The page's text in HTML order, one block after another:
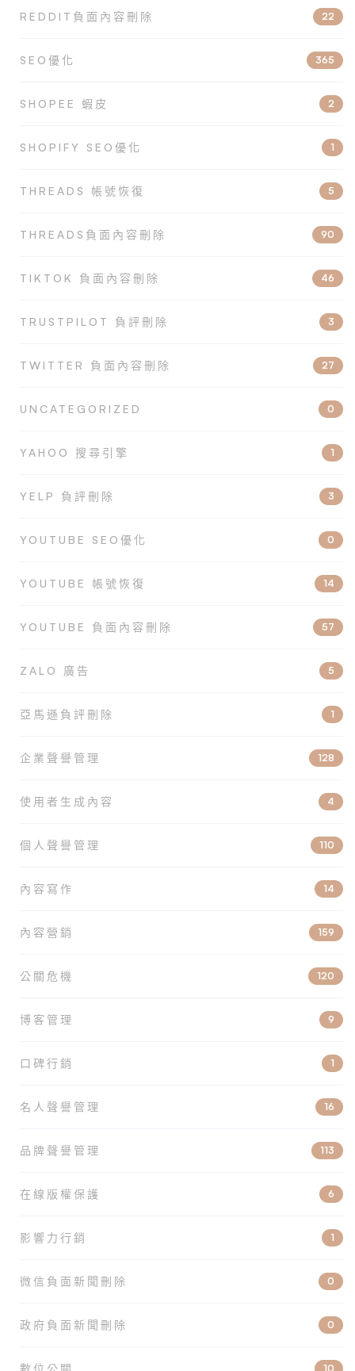
REDDIT負面內容刪除 22
SEO優化 365
SHOPEE 蝦皮 2
SHOPIFY SEO優化 1
THREADS 帳號恢復 5
THREADS負面內容刪除 90
TIKTOK 負面內容刪除 46
TRUSTPILOT 負評刪除 3
TWITTER 負面內容刪除 27
UNCATEGORIZED 0
YAHOO 搜尋引擎 1
YELP 負評刪除 3
YOUTUBE SEO優化 0
YOUTUBE 帳號恢復 14
YOUTUBE 負面內容刪除 57
ZALO 廣告 5
亞馬遜負評刪除 1
企業聲譽管理 128
使用者生成內容 4
個人聲譽管理 110
內容寫作 14
內容營銷 159
公關危機 120
博客管理 9
口碑行銷 1
名人聲譽管理 16
品牌聲譽管理 113
在線版權保護 6
影響力行銷 1
微信負面新聞刪除 0
政府負面新聞刪除 0
數位公關 10